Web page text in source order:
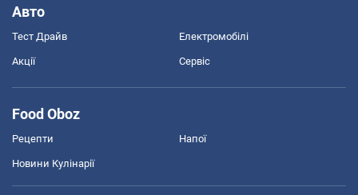
Авто
Тест Драйв Електромобілі
Акції Сервіс
Food Oboz
Рецепти Напої
Новини Кулінарії